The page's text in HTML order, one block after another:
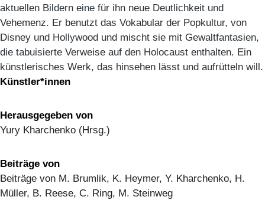
aktuellen Bildern eine für ihn neue Deutlichkeit und
Vehemenz. Er benutzt das Vokabular der Popkultur, von
Disney und Hollywood und mischt sie mit Gewaltfantasien,
die tabuisierte Verweise auf den Holocaust enthalten. Ein
künstlerisches Werk, das hinsehen lässt und aufrütteln will.
Künstler*innen
Herausgegeben von
Yury Kharchenko (Hrsg.)
Beiträge von
Beiträge von M. Brumlik, K. Heymer, Y. Kharchenko, H.
Müller, B. Reese, C. Ring, M. Steinweg